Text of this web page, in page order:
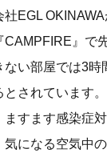
社EGL
CAMPFIRE』で
ない部屋では3時
とされています
ますます感染症
気になる空気中